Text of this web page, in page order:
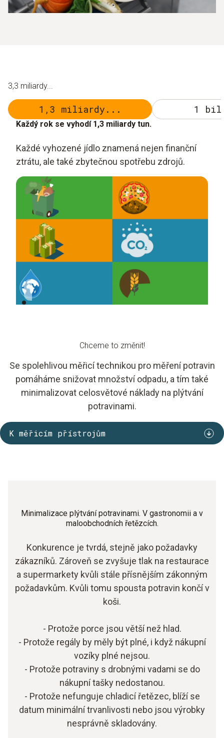
3,3 miliardy...
1,3 miliardy... 1
Každý rok se vyhodí 1,3 miliardy tun.
Každé vyhozené jídlo znamená nejen finanční
ztrátu, ale také zbytečnou spotřebu zdrojů.
1,3 mld
Chceme to změnit!
Se spolehlivou měřicí technikou pro měření potravin
pomáháme snižovat množství odpadu, a tím také
minimalizovat celosvětové náklady na plýtvání
potravinami.
K měřicím přístrojům
Minimalizace plýtvání potravinami. V gastronomii a v
maloobchodních řetězcích.
Konkurence je tvrdá, stejně jako požadavky
zákazníků. Zároveň se zvyšuje tlak na restaurace
a supermarkety kvůli stále přísnějším zákonným
požadavkům. Kvůli tomu spousta potravin končí v
koši.
- Protože porce jsou větší než hlad.
- Protože regály by měly být plné, i když nákupní
vozíky plné nejsou.
- Protože potraviny s drobnými vadami se do
nákupní tašky nedostanou.
- Protože nefunguje chladicí řetězec, blíží se
datum minimální trvanlivosti nebo jsou výrobky
nesprávně skladovány.